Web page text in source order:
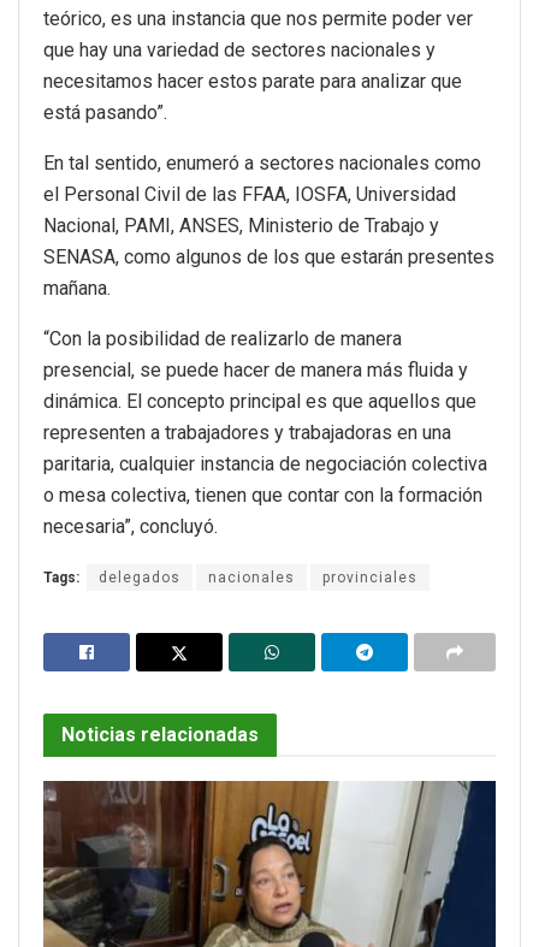
teórico, es una instancia que nos permite poder ver
que hay una variedad de sectores nacionales y
necesitamos hacer estos parate para analizar que
está pasando”.
En tal sentido, enumeró a sectores nacionales como
el Personal Civil de las FFAA, IOSFA, Universidad
Nacional, PAMI, ANSES, Ministerio de Trabajo y
SENASA, como algunos de los que estarán presentes
mañana.
“Con la posibilidad de realizarlo de manera
presencial, se puede hacer de manera más fluida y
dinámica. El concepto principal es que aquellos que
representen a trabajadores y trabajadoras en una
paritaria, cualquier instancia de negociación colectiva
o mesa colectiva, tienen que contar con la formación
necesaria”, concluyó.
Tags: delegados nacionales provinciales
Noticias relacionadas